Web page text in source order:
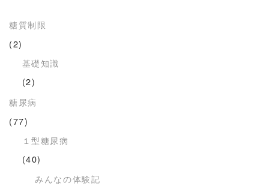
糖質制限
(2)
基礎知識
(2)
糖尿病
(77)
１型糖尿病
(40)
みんなの体験記